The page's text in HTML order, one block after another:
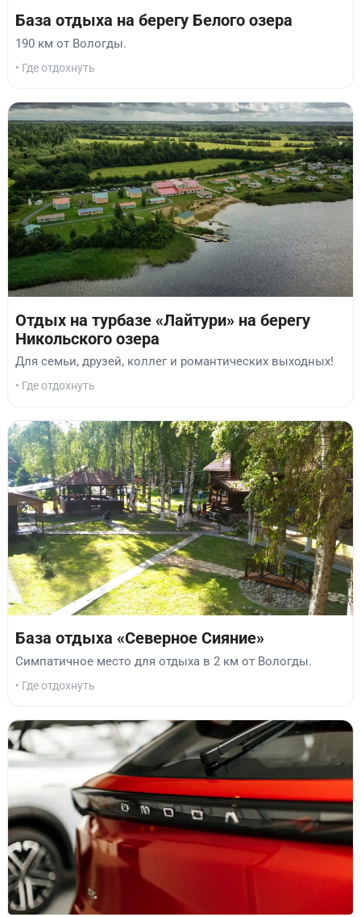
База отдыха на берегу Белого озера
190 км от Вологды.
• Где отдохнуть
Отдых на турбазе «Лайтури» на берегу
Никольского озера
Для семьи, друзей, коллег и романтических выходных!
• Где отдохнуть
База отдыха «Северное Сияние»
Симпатичное место для отдыха в 2 км от Вологды.
• Где отдохнуть